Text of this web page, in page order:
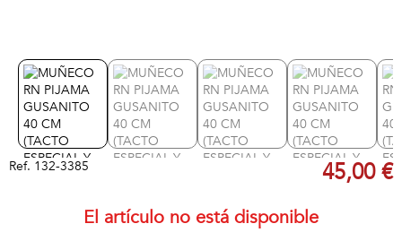
Ref. 132-3385 45,00 €
El artículo no está disponible